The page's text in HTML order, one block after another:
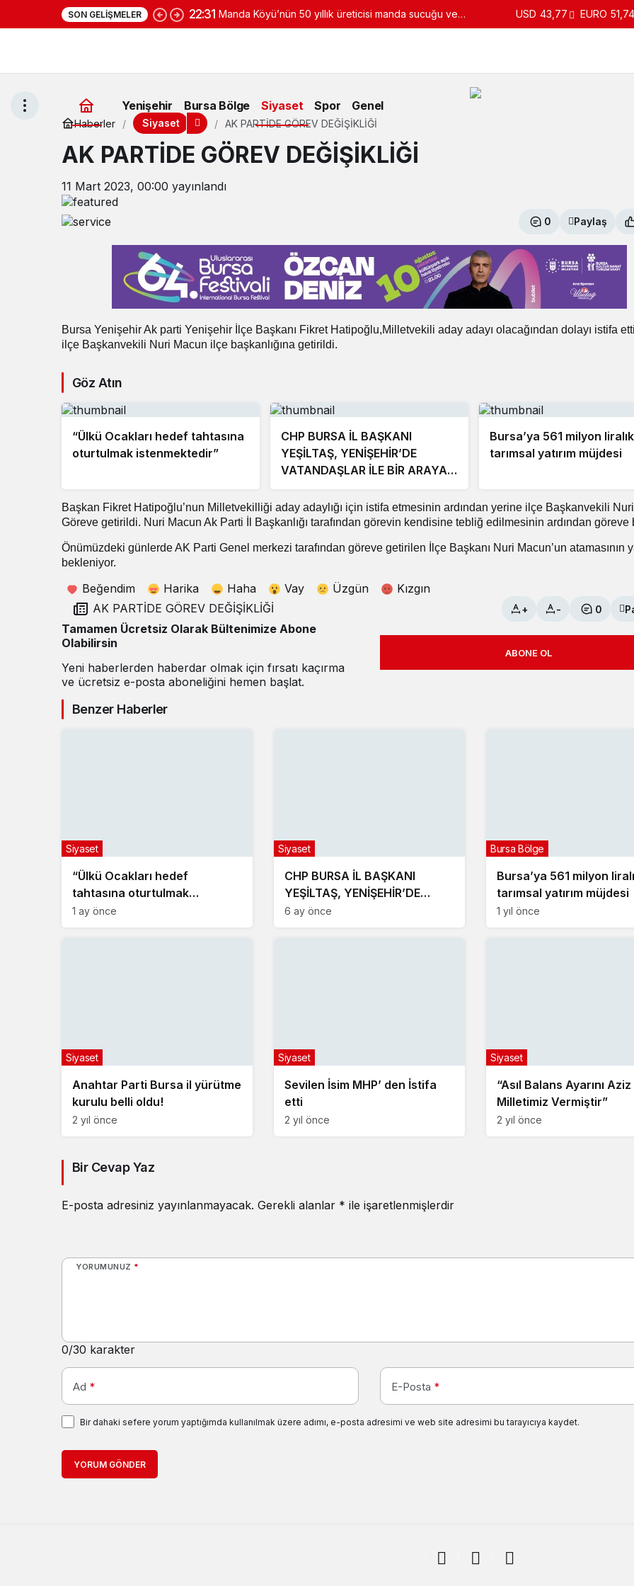
SON GELIŞMELER 22:31 Manda Köyü’nün 50 yıllık üreticisi manda sucuğu ve USD 43,77 EURO 51,74
Yenişehir Bursa Bölge Siyaset Spor Genel
Haberler Siyaset AK PARTİDE GÖREV DEĞİŞİKLİĞİ
AK PARTİDE GÖREV DEĞİŞİKLİĞİ
11 Mart 2023, 00:00 yayınlandı
0 Paylaş
Bursa Yenişehir Ak parti Yenişehir İlçe Başkanı Fikret Hatipoğlu,Milletvekili aday adayı olacağından dolayı istifa
ilçe Başkanvekili Nuri Macun ilçe başkanlığına getirildi.
Göz Atın
“Ülkü Ocakları hedef tahtasına
oturtulmak istenmektedir”
CHP BURSA İL BAŞKANI
YEŞİLTAŞ, YENİŞEHİR’DE
VATANDAŞLAR İLE BİR ARAYA
Bursa’ya 561 milyon liralık
tarımsal yatırım müjdesi
Başkan Fikret Hatipoğlu’nun Milletvekilliği aday adaylığı için istifa etmesinin ardından yerine ilçe Başkanvekili
Göreve getirildi. Nuri Macun Ak Parti İl Başkanlığı tarafından görevin kendisine tebliğ edilmesinin ardından göreve
Önümüzdeki günlerde AK Parti Genel merkezi tarafından göreve getirilen İlçe Başkanı Nuri Macun’un atamasının
bekleniyor.
Beğendim Harika Haha Vay Üzgün
Kızgın
AK PARTİDE GÖREV DEĞİŞİKLİĞİ
+ - 0
Tamamen Ücretsiz Olarak Bültenimize Abone
Olabilirsin
Yeni haberlerden haberdar olmak için fırsatı kaçırma
ve ücretsiz e-posta aboneliğini hemen başlat.
ABONE OL
Benzer Haberler
“Ülkü Ocakları hedef
tahtasına oturtulmak
istenmektedir”
Siyaset
1 ay önce
CHP BURSA İL BAŞKANI
YEŞİLTAŞ, YENİŞEHİR’DE
VATANDAŞLAR İLE BİR ARAYA
Siyaset
6 ay önce
Bursa’ya 561 milyon
tarımsal yatırım müjdesi
Bursa Bölge
1 yıl önce
Anahtar Parti Bursa il yürütme
kurulu belli oldu!
Siyaset
2 yıl önce
Sevilen İsim MHP’ den İstifa
etti
Siyaset
2 yıl önce
“Asıl Balans Ayarını Aziz
Milletimiz Vermiştir”
Siyaset
2 yıl önce
Bir Cevap Yaz
E-posta adresiniz yayınlanmayacak. Gerekli alanlar * ile işaretlenmişlerdir
YORUMUNUZ *
0/30 karakter
Ad * E-Posta *
Bir dahaki sefere yorum yaptığımda kullanılmak üzere adımı, e-posta adresimi ve web site adresimi bu tarayıcıya kaydet.
YORUM GÖNDER